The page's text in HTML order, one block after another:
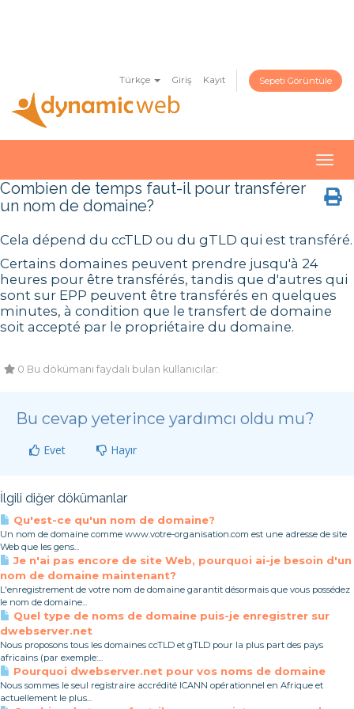
Türkçe Giriş Kayıt Sepeti Görüntüle
Combien de temps faut-il pour transférer
un nom de domaine?
Cela dépend du ccTLD ou du gTLD qui est transféré.
Certains domaines peuvent prendre jusqu'à 24
heures pour être transférés, tandis que d'autres qui
sont sur EPP peuvent être transférés en quelques
minutes, à condition que le transfert de domaine
soit accepté par le propriétaire du domaine.
0 Bu dökümanı faydalı bulan kullanıcılar:
Bu cevap yeterince yardımcı oldu mu?
Evet Hayır
İlgili diğer dökümanlar
Qu'est-ce qu'un nom de domaine?
Un nom de domaine comme www.votre-organisation.com est une adresse de site
Web que les gens...
Je n'ai pas encore de site Web, pourquoi ai-je besoin d'un
nom de domaine maintenant?
L'enregistrement de votre nom de domaine garantit désormais que vous possédez
le nom de domaine...
Quel type de noms de domaine puis-je enregistrer sur
dwebserver.net
Nous proposons tous les domaines ccTLD et gTLD pour la plus part des pays
africains (par exemple:...
Pourquoi dwebserver.net pour vos noms de domaine
Nous sommes le seul registraire accrédité ICANN opérationnel en Afrique et
actuellement le plus...